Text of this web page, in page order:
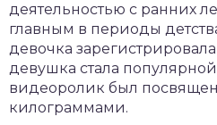
деятельностью с ранних
главным в периоды
девочка
девушка стала
видеоролик был
килограммами.